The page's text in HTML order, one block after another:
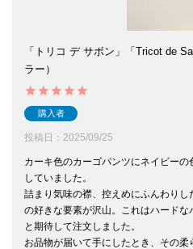
「トリコ デ サボン」「Tricot de
ラー）
購入者
投稿日 2025/09/25
カーキ色のカーゴパンツにネイビー
していました。
詰まり気味の襟、控えめにふんわり
の好きな要素が沢山。これはハードな
と期待して注文しました。
お品物が届いて手にしたとき、その柔